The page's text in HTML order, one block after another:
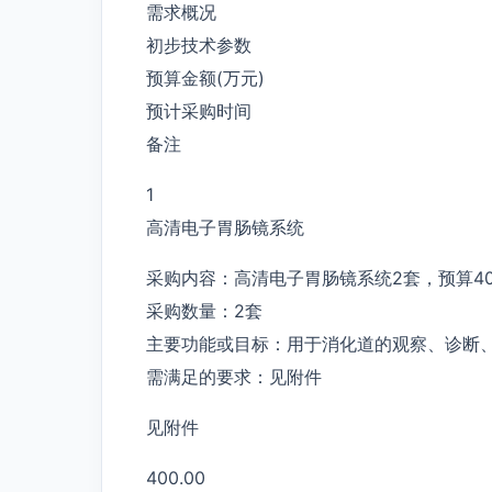
需求概况
初步技术参数
预算金额(万元)
预计采购时间
备注
1
高清电子胃肠镜系统
采购内容：高清电子胃肠镜系统2套，预算
采购数量：2套
主要功能或目标：用于消化道的观察、诊断
需满足的要求：见附件
见附件
400.00